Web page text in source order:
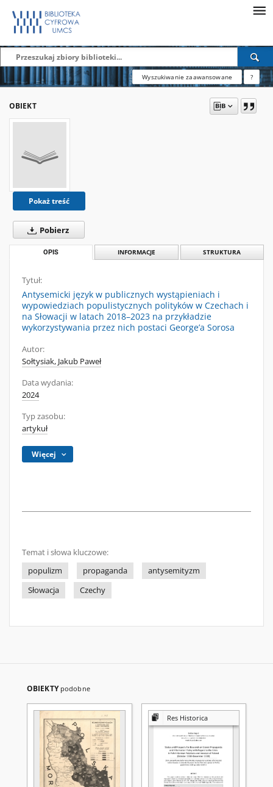
Wyszukiwanie zaawansowane ?
OBIEKT
Pokaż treść
Pobierz
OPIS INFORMACJE STRUKTURA
Tytuł:
Antysemicki język w publicznych wystąpieniach i
wypowiedziach populistycznych polityków w Czechach i
na Słowacji w latach 2018–2023 na przykładzie
wykorzystywania przez nich postaci George’a Sorosa
Autor:
Sołtysiak, Jakub Paweł
Data wydania:
2024
Typ zasobu:
artykuł
Więcej
Temat i słowa kluczowe:
populizm
propaganda
antysemityzm
Słowacja
Czechy
OBIEKTY podobne
Res Historica